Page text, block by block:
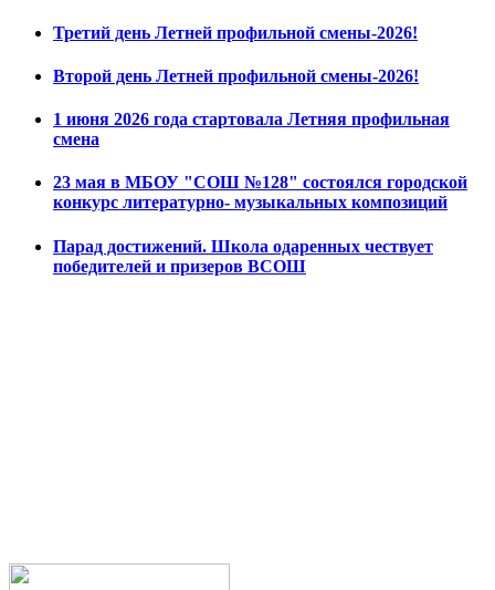
Третий день Летней профильной смены-2026!
Второй день Летней профильной смены-2026!
1 июня 2026 года стартовала Летняя профильная
смена
23 мая в МБОУ "СОШ №128" состоялся городской
конкурс литературно- музыкальных композиций
Парад достижений. Школа одаренных чествует
победителей и призеров ВСОШ